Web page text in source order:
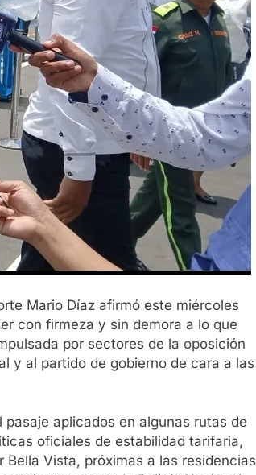
Mario Díaz afirmó este miércoles
con firmeza y sin demora a lo que
por sectores de la oposición
y al partido de gobierno de cara a las
aplicados en algunas rutas de
oficiales de estabilidad tarifaria,
Vista, próximas a las residencias